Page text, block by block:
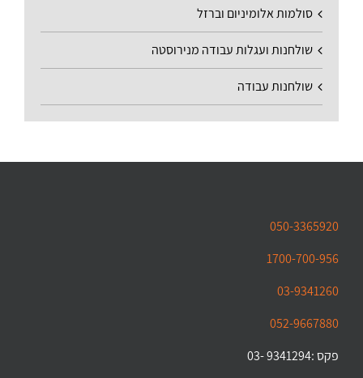
סולמות אלומיניום וברזל
שולחנות ועגלות עבודה מנירוסטה
שולחנות עבודה
050-3365920
1700-700-956
03-9341260
052-9667880
פקס :9341294 -03